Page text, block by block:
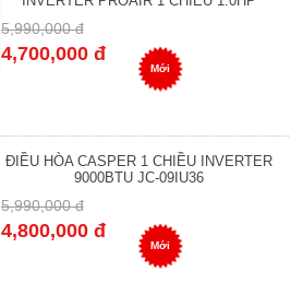
5,990,000 đ
4,700,000 đ
Mới
ĐIỀU HÒA CASPER 1 CHIỀU INVERTER
9000BTU JC-09IU36
5,990,000 đ
4,800,000 đ
Mới